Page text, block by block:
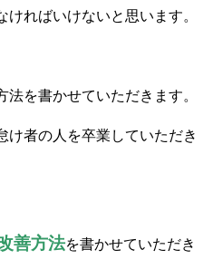
ればいけないと思います。
を書かせていただきます。
け者の人を卒業していただき
善方法を書かせていただき